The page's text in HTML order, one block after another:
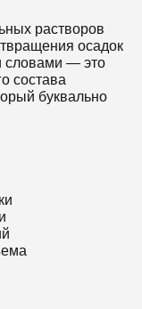
растворов
осадок
словами — это
состава
буквально